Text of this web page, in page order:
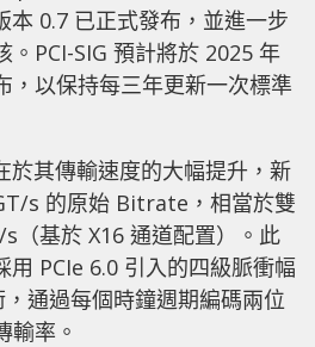
本 0.7 已正式發布，並進一步
。PCI-SIG 預計將於 2025 年
，以保持每三年更新一次標準
於其傳輸速度的大幅提升，新
s 的原始 Bitrate，相當於雙
（基於 X16 通道配置）。此
用 PCIe 6.0 引入的四級脈衝幅
通過每個時鐘週期編碼兩位
輸率。